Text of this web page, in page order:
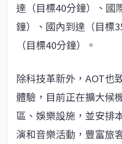
達（目標40分鐘）、國
鐘）、國內到達（目標
（目標40分鐘）。
除科​​技革新外，AOT也
體驗，目前正在擴大候
區、娛樂設施，並安排
演和音樂活動，豐富旅